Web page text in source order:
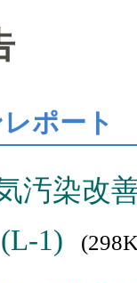
ポート
汚染改
1)